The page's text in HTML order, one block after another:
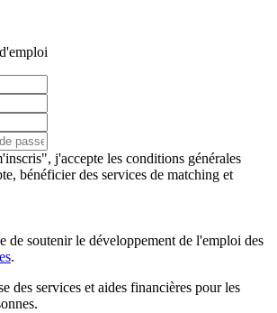
j'accepte les conditions générales
bénéficier des services de matching et
de soutenir le développement de l'emploi des
.
des services et aides financières pour les